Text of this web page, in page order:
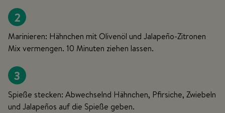
2
Marinieren: Hähnchen mit Olivenöl und Jalapeño-Zitronen
Mix vermengen. 10 Minuten ziehen lassen.
3
Spieße stecken: Abwechselnd Hähnchen, Pfirsiche, Zwiebeln
und Jalapeños auf die Spieße geben.